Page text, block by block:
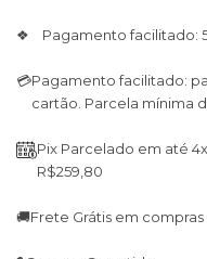
❖ Pagamento facilitado:
💳Pagamento facilitado:
cartão. Parcela mínima
Pix Parcelado em até
R$259,80
🚚Frete Grátis em compras